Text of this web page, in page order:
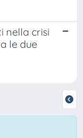
nella crisi
le due